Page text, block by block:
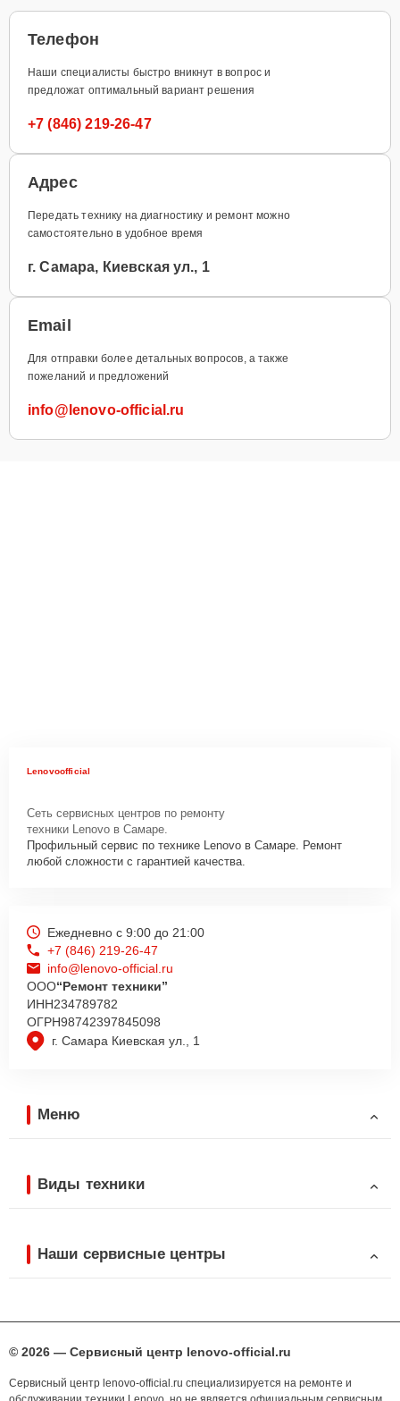
Телефон
Наши специалисты быстро вникнут в вопрос и
предложат оптимальный вариант решения
+7 (846) 219-26-47
Адрес
Передать технику на диагностику и ремонт можно
самостоятельно в удобное время
г. Самара, Киевская ул., 1
Email
Для отправки более детальных вопросов, а также
пожеланий и предложений
info@lenovo-official.ru
Lenovoofficial
Сеть сервисных центров по ремонту
техники Lenovo в Самаре.
Профильный сервис по технике Lenovo в Самаре. Ремонт
любой сложности с гарантией качества.
г. Самара Киевская ул., 1
Ежедневно с 9:00 до 21:00
+7 (846) 219-26-47
info@lenovo-official.ru
ООО“Ремонт техники”
ИНН234789782
ОГРН98742397845098
Меню
Виды техники
Наши сервисные центры
© 2026 — Сервисный центр lenovo-official.ru
Сервисный центр lenovo-official.ru специализируется на ремонте и